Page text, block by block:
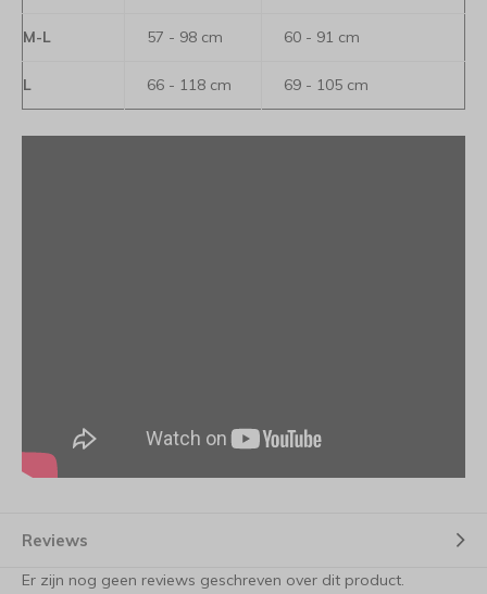
M-L 57 - 98 cm 60 - 91 cm
L 66 - 118 cm 69 - 105 cm
Reviews
Er zijn nog geen reviews geschreven over dit product.